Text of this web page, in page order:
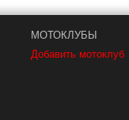
МОТОКЛУБЫ
Добавить мотоклуб